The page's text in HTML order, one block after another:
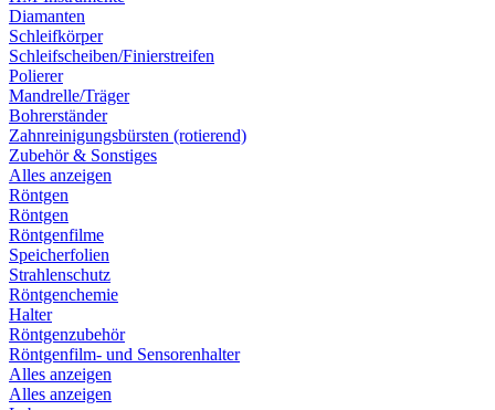
Diamanten
Schleifkörper
Schleifscheiben/Finierstreifen
Polierer
Mandrelle/Träger
Bohrerständer
Zahnreinigungsbürsten (rotierend)
Zubehör & Sonstiges
Alles anzeigen
Röntgen
Röntgen
Röntgenfilme
Speicherfolien
Strahlenschutz
Röntgenchemie
Halter
Röntgenzubehör
Röntgenfilm- und Sensorenhalter
Alles anzeigen
Alles anzeigen